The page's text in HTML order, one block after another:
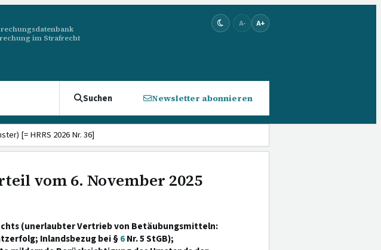
im Strafrecht
A- A+
Suchen Newsletter abonnieren
[= HRRS 2026 Nr. 36]
vom 6. November 2025
(unerlaubter Vertrieb von Betäubungsmitteln:
Inlandsbezug bei §6Nr. 5 StGB);